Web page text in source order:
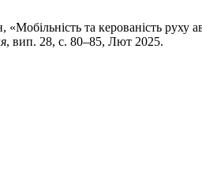
та керованість руху
, вип. 28, с. 80–85, Лют 2025.